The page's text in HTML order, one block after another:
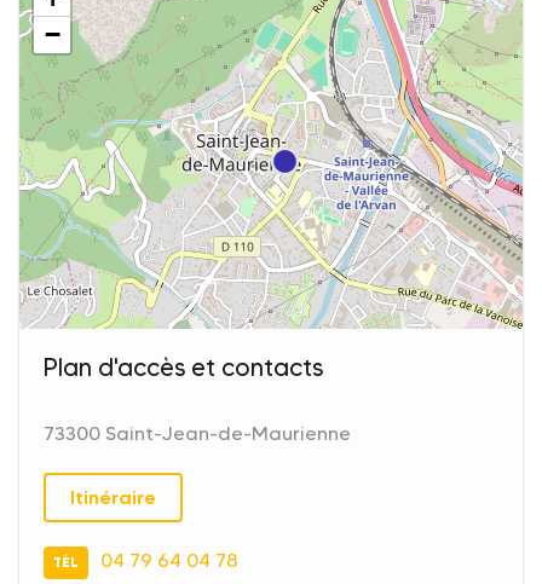
−
Plan d'accès et contacts
73300 Saint-Jean-de-Maurienne
Itinéraire
TÉL 04 79 64 04 78